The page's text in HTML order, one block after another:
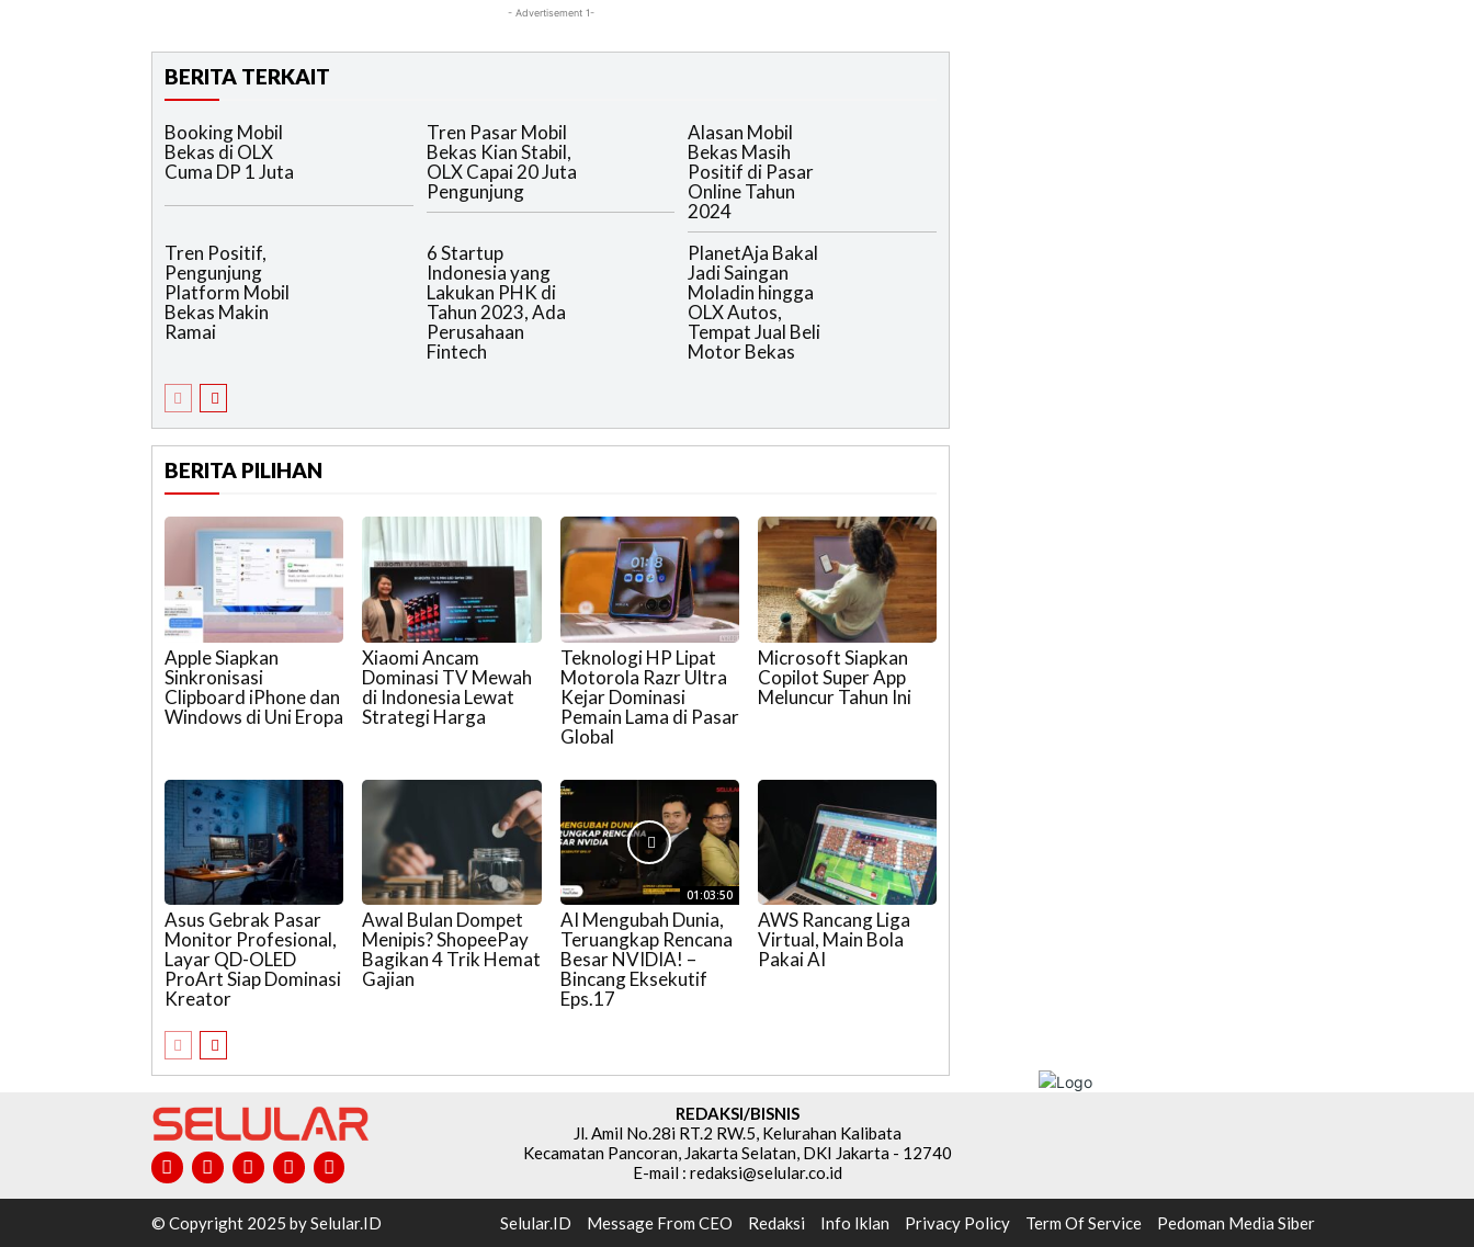
- Advertisement 1-
BERITA TERKAIT
Booking Mobil
Bekas di OLX
Cuma DP 1 Juta
Tren Pasar Mobil
Bekas Kian Stabil,
OLX Capai 20 Juta
Pengunjung
Alasan Mobil
Bekas Masih
Positif di Pasar
Online Tahun
2024
Tren Positif,
Pengunjung
Platform Mobil
Bekas Makin
Ramai
6 Startup
Indonesia yang
Lakukan PHK di
Tahun 2023, Ada
Perusahaan
Fintech
PlanetAja Bakal
Jadi Saingan
Moladin hingga
OLX Autos,
Tempat Jual Beli
Motor Bekas
BERITA PILIHAN
Apple Siapkan
Sinkronisasi
Clipboard iPhone dan
Windows di Uni Eropa
Xiaomi Ancam
Dominasi TV Mewah
di Indonesia Lewat
Strategi Harga
Teknologi HP Lipat
Motorola Razr Ultra
Kejar Dominasi
Pemain Lama di Pasar
Global
Microsoft Siapkan
Copilot Super App
Meluncur Tahun Ini
Asus Gebrak Pasar
Monitor Profesional,
Layar QD-OLED
ProArt Siap Dominasi
Kreator
Awal Bulan Dompet
Menipis? ShopeePay
Bagikan 4 Trik Hemat
Gajian
01:03:50
AI Mengubah Dunia,
Teruangkap Rencana
Besar NVIDIA! –
Bincang Eksekutif
Eps.17
AWS Rancang Liga
Virtual, Main Bola
Pakai AI
REDAKSI/BISNIS
Jl. Amil No.28i RT.2 RW.5, Kelurahan Kalibata
Kecamatan Pancoran, Jakarta Selatan, DKI Jakarta - 12740
E-mail : redaksi@selular.co.id
© Copyright 2025 by Selular.ID Selular.ID Message From CEO Redaksi Info Iklan Privacy Policy Term Of Service Pedoman Media Siber